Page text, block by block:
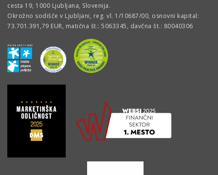
cesta 19, 1000 Ljubljana, Slovenija.
Okrožno sodišče v Ljubljani, reg. vl. 1/10687/00, osnovni kapital:
73.701.391,79 EUR, matična št.: 5063345, davčna št.: 80040306